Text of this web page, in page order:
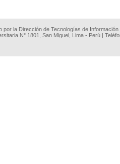
por la Dirección de Tecnologías de Información
N° 1801, San Miguel, Lima - Perú |